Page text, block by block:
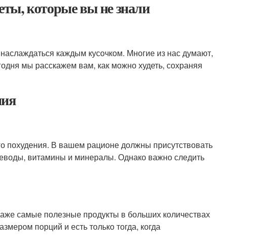
которые вы не знали
каждым кусочком. Многие из нас думают,
мы расскажем вам, как можно худеть, сохраняя
похудения. В вашем рационе должны присутствовать
витамины и минералы. Однако важно следить
самые полезные продукты в больших количествах
порций и есть только тогда, когда